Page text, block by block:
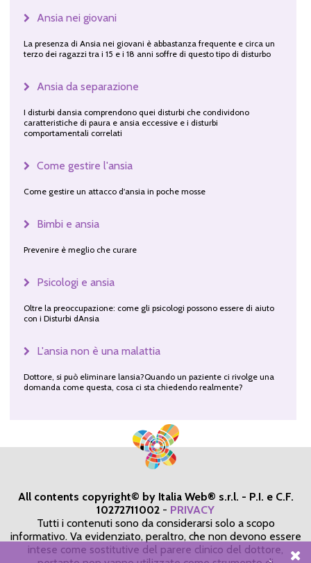
Ansia nei giovani
La presenza di Ansia nei giovani è abbastanza frequente e circa un
terzo dei ragazzi tra i 15 e i 18 anni soffre di questo tipo di disturbo
Ansia da separazione
I disturbi dansia comprendono quei disturbi che condividono
caratteristiche di paura e ansia eccessive e i disturbi
comportamentali correlati
Come gestire l'ansia
Come gestire un attacco d'ansia in poche mosse
Bimbi e ansia
Prevenire è meglio che curare
Psicologi e ansia
Oltre la preoccupazione: come gli psicologi possono essere di aiuto
con i Disturbi dAnsia
L'ansia non è una malattia
Dottore, si può eliminare lansia?Quando un paziente ci rivolge una
domanda come questa, cosa ci sta chiedendo realmente?
All contents copyright© by Italia Web® s.r.l. - P.I. e C.F.
10272711002 - PRIVACY
Tutti i contenuti sono da considerarsi solo a scopo
informativo. Va evidenziato, peraltro, che non devono essere
intese come sostitutive del parere clinico del dottore,